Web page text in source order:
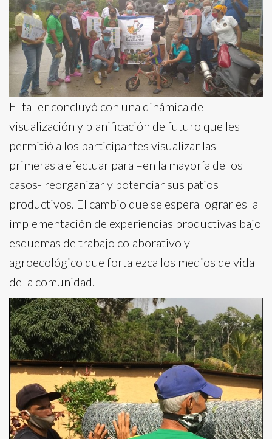
El taller concluyó con una dinámica de
visualización y planificación de futuro que les
permitió a los participantes visualizar las
primeras a efectuar para –en la mayoría de los
casos- reorganizar y potenciar sus patios
productivos. El cambio que se espera lograr es la
implementación de experiencias productivas bajo
esquemas de trabajo colaborativo y
agroecológico que fortalezca los medios de vida
de la comunidad.